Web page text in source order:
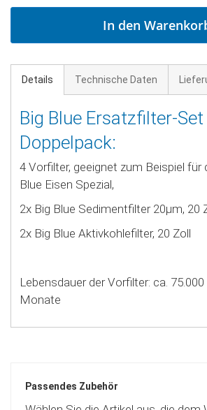
In den
Details Technische Daten
Big Blue Ersatzfilter-
Doppelpack:
4 Vorfilter, geeignet zum Beispiel für
Blue Eisen Spezial,
2x Big Blue Sedimentfilter 20µm, 20
2x Big Blue Aktivkohlefilter, 20 Zoll
Lebensdauer der Vorfilter: ca.
Monate
Passendes Zubehör